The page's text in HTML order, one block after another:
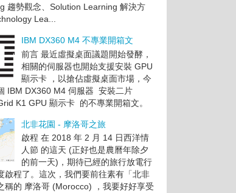
趨勢觀念、Solution Learning 解決方
Lea...
IBM DX360 M4 不專業開箱文
前言 最近虛擬桌面議題開始發酵，
相關的伺服器也開始支援安裝 GPU
顯示卡 ，以搶佔虛擬桌面市場，今
IBM DX360 M4 伺服器 安裝二片
K1 GPU 顯示卡 的不專業開箱文。
北非花園 - 摩洛哥之旅
啟程 在 2018 年 2 月 14 日西洋情
人節 的這天 (正好也是農曆年除夕
的前一天)，期待已經的旅行放電行
啟程了。這次，我們要前往素有「北非
稱的 摩洛哥 (Morocco) ，我要好好享受